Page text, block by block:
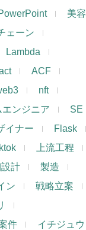
美容
ェーン
Lambda
ACF
nft
エンジニア
SE
イナー
Flask
上流工程
計
製造
ン
戦略立案
件
イチジュウ